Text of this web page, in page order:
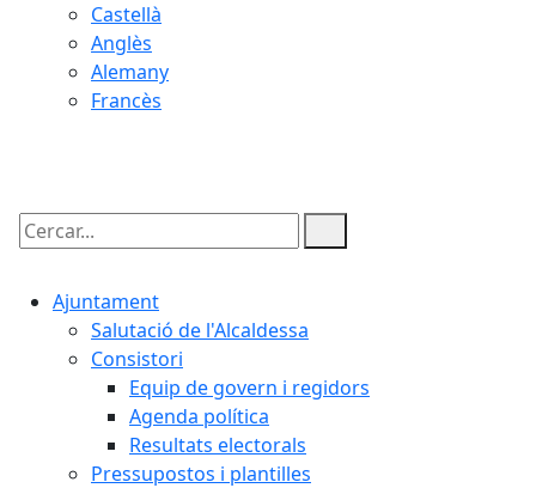
Castellà
Anglès
Alemany
Francès
Cercar:
Ajuntament
Salutació de l'Alcaldessa
Consistori
Equip de govern i regidors
Agenda política
Resultats electorals
Pressupostos i plantilles